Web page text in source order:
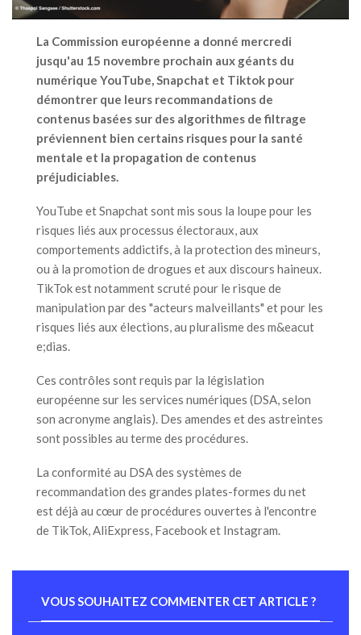
La Commission européenne a donné mercredi
jusqu'au 15 novembre prochain aux géants du
numérique YouTube, Snapchat et Tiktok pour
démontrer que leurs recommandations de
contenus basées sur des algorithmes de filtrage
préviennent bien certains risques pour la santé
mentale et la propagation de contenus
préjudiciables.
YouTube et Snapchat sont mis sous la loupe pour les
risques liés aux processus électoraux, aux
comportements addictifs, à la protection des mineurs,
ou à la promotion de drogues et aux discours haineux.
TikTok est notamment scruté pour le risque de
manipulation par des "acteurs malveillants" et pour les
risques liés aux élections, au pluralisme des m&eacut
e;dias.
Ces contrôles sont requis par la législation
européenne sur les services numériques (DSA, selon
son acronyme anglais). Des amendes et des astreintes
sont possibles au terme des procédures.
La conformité au DSA des systèmes de
recommandation des grandes plates-formes du net
est déjà au cœur de procédures ouvertes à l'encontre
de TikTok, AliExpress, Facebook et Instagram.
VOUS SOUHAITEZ COMMENTER CET ARTICLE ?